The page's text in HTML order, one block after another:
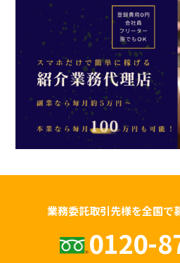
業務委託取引先様を全国で
0120-